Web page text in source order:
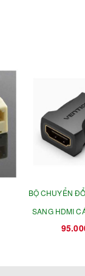
BỘ CHUYỂN
SANG HDMI